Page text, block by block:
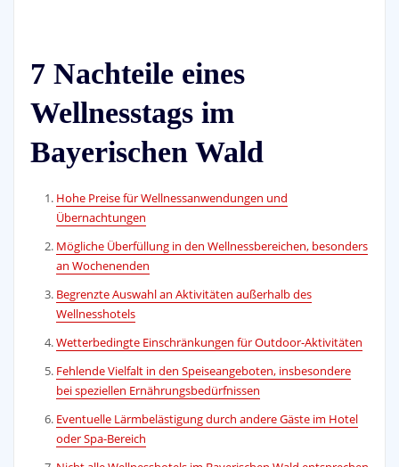
7 Nachteile eines
Wellnesstags im
Bayerischen Wald
Hohe Preise für Wellnessanwendungen und
Übernachtungen
Mögliche Überfüllung in den Wellnessbereichen, besonders
an Wochenenden
Begrenzte Auswahl an Aktivitäten außerhalb des
Wellnesshotels
Wetterbedingte Einschränkungen für Outdoor-Aktivitäten
Fehlende Vielfalt in den Speiseangeboten, insbesondere
bei speziellen Ernährungsbedürfnissen
Eventuelle Lärmbelästigung durch andere Gäste im Hotel
oder Spa-Bereich